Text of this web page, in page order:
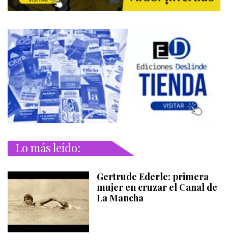
Lo más leído:
Gertrude Ederle: primera
mujer en cruzar el Canal de
La Mancha